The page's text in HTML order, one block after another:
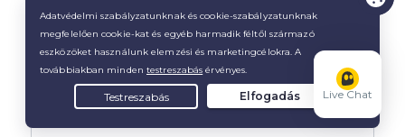
45 napos pénzvisszatérítési garancia
Live Chat